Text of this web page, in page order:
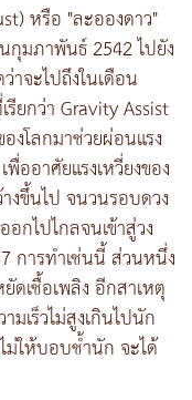
หรือ "ละอองดาว"
กุมภาพันธ์ 2542 ไปยัง
จะไปถึงในเดือน
ยกว่า Gravity Assist
งโลกมาช่วยผ่อนแรง
ออาศัยแรงเหวี่ยงของ
งขึ้นไป จนวนรอบดวง
กไปไกลจนเข้าสู่วง
การทำเช่นนี้ ส่วนหนึ่ง
ดเชื้อเพลิง อีกสาเหตุ
มเร็วไม่สูงเกินไปนัก
ม่ให้บอบช้ำนัก จะได้